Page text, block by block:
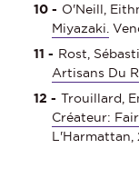
O'Neill,
Miyazaki.
Rost,
Artisans Du
Trouillard,
Créateur:
L'Harmattan,